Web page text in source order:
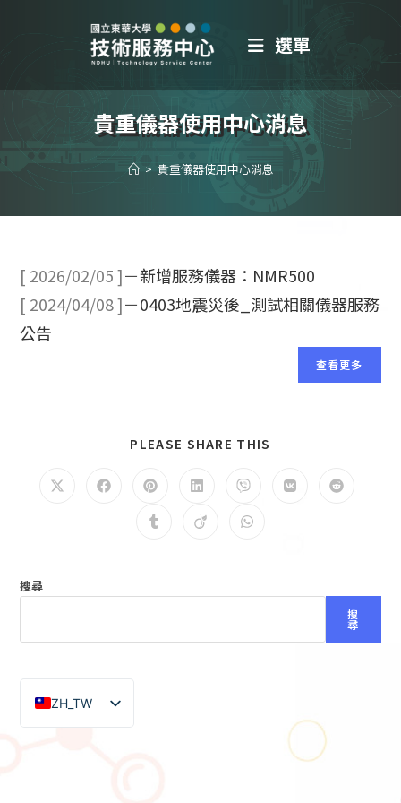
選單
貴重儀器使用中心消息
> 貴重儀器使用中心消息
[ 2026/02/05 ]－新增服務儀器：NMR500
[ 2024/04/08 ]－0403地震災後_測試相關儀器服務
公告
PLEASE SHARE THIS
搜尋
搜
尋
ZH_TW
EN